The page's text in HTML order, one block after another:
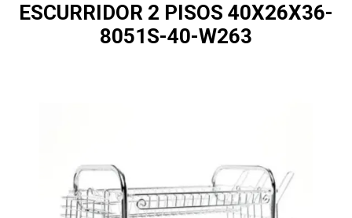
ESCURRIDOR 2 PISOS 40X26X36-
8051S-40-W263